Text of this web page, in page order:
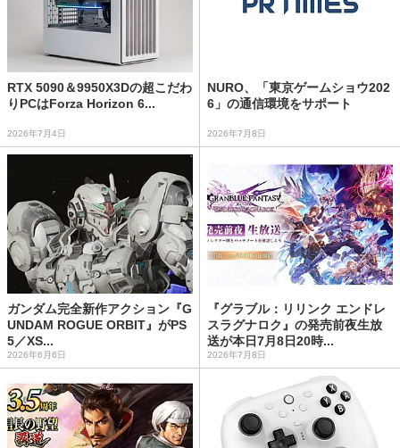
RTX 5090＆9950X3Dの超こだわ
りPCはForza Horizon 6...
2026年7月4日
NURO、「東京ゲームショウ202
6」の通信環境をサポート
2026年7月8日
ガンダム完全新作アクション『G
UNDAM ROGUE ORBIT』がPS
5／XS...
2026年6月6日
『グラブル：リリンク エンドレ
スラグナロク』の発売前夜生放
送が本日7月8日20時...
2026年7月8日